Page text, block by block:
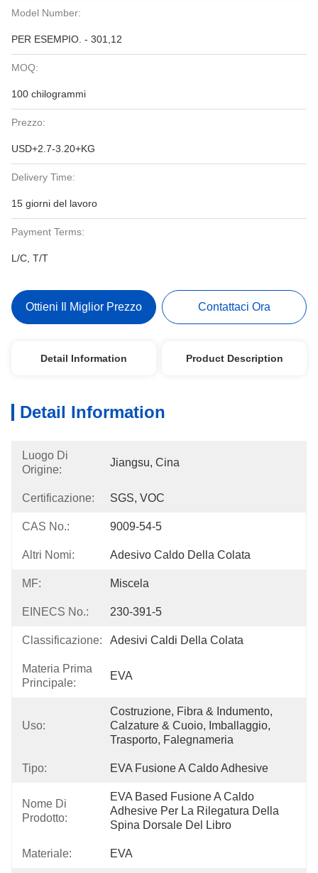
Model Number:
PER ESEMPIO. - 301,12
MOQ:
100 chilogrammi
Prezzo:
USD+2.7-3.20+KG
Delivery Time:
15 giorni del lavoro
Payment Terms:
L/C, T/T
Ottieni Il Miglior Prezzo Contattaci Ora
Detail Information Product Description
Detail Information
Luogo Di
Origine:
Jiangsu, Cina
Certificazione: SGS, VOC
CAS No.: 9009-54-5
Altri Nomi: Adesivo Caldo Della Colata
MF: Miscela
EINECS No.: 230-391-5
Classificazione: Adesivi Caldi Della Colata
Materia Prima
Principale:
EVA
Uso:
Costruzione, Fibra & Indumento,
Calzature & Cuoio, Imballaggio,
Trasporto, Falegnameria
Tipo: EVA Fusione A Caldo Adhesive
Nome Di
Prodotto:
EVA Based Fusione A Caldo
Adhesive Per La Rilegatura Della
Spina Dorsale Del Libro
Materiale: EVA